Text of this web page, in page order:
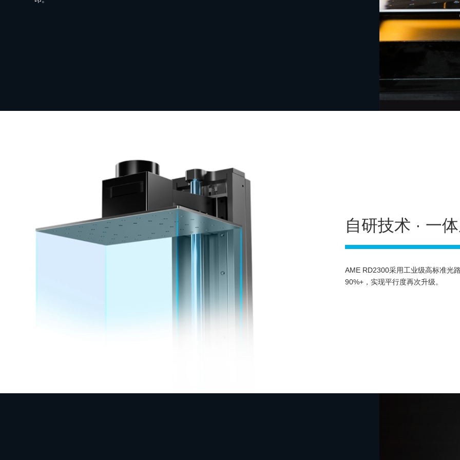
自研技术 · 一
AME RD2300采用工业级高标准光
90%+，实现平行度再次升级。